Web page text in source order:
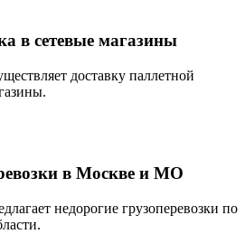
в сетевые магазины
доставку паллетной
в Москве и МО
недорогие грузоперевозки по